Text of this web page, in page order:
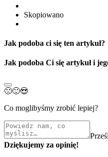
Skopiowano
Jak podoba ci się ten artykuł?
Jak podoba Ci się artykuł i
🙁🙂😍
Co moglibyśmy zrobić lepiej?
Dziękujemy za opinię!